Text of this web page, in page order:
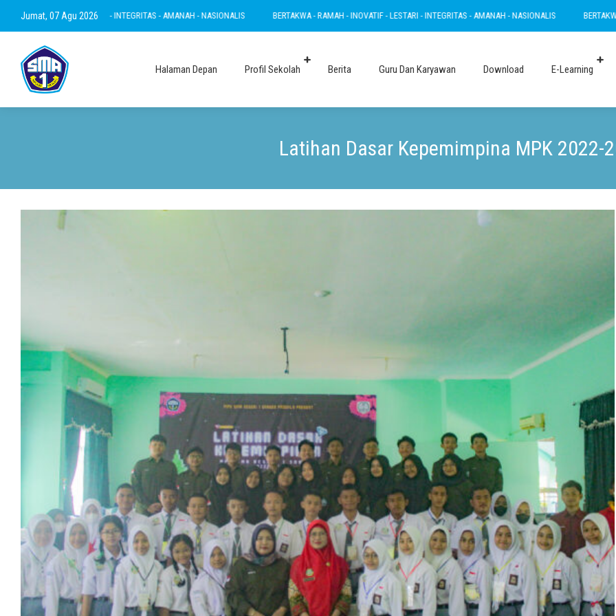
Jumat, 07 Agu 2026
- INTEGRITAS - AMANAH - NASIONALIS BERTAKWA - RAMAH - INOVATIF - LESTARI - INTEGRITAS - AMANAH - NASIONALIS BERTAKWA - RAMAH - INOVATIF -
Halaman Depan Profil Sekolah Berita Guru Dan Karyawan Download E-Learning
Latihan Dasar Kepemimpina MPK 2022-